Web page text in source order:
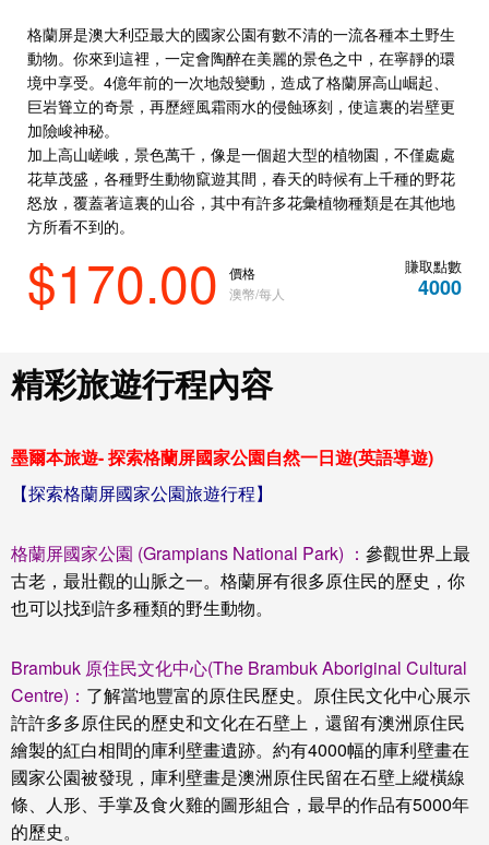
格蘭屏是澳大利亞最大的國家公園有數不清的一流各種本土野生
動物。你來到這裡，一定會陶醉在美麗的景色之中，在寧靜的環
境中享受。4億年前的一次地殼變動，造成了格蘭屏高山崛起、
巨岩聳立的奇景，再歷經風霜雨水的侵蝕琢刻，使這裏的岩壁更
加險峻神秘。
加上高山嵯峨，景色萬千，像是一個超大型的植物園，不僅處處
花草茂盛，各種野生動物竄遊其間，春天的時候有上千種的野花
怒放，覆蓋著這裏的山谷，其中有許多花彙植物種類是在其他地
方所看不到的。
$170.00
價格
澳幣/每人
賺取點數
4000
精彩旅遊行程內容
墨爾本旅遊- 探索格蘭屏國家公園自然一日遊(英語導遊)
【探索格蘭屏國家公園旅遊行程】
格蘭屏國家公園 (Grampians National Park) ： 參觀世界上最
古老，最壯觀的山脈之一。格蘭屏有很多原住民的歷史，你
也可以找到許多種類的野生動物。
Brambuk 原住民文化中心(The Brambuk Aboriginal Cultural
Centre)： 了解當地豐富的原住民歷史。原住民文化中心展示
許許多多原住民的歷史和文化在石壁上，還留有澳洲原住民
繪製的紅白相間的庫利壁畫遺跡。約有4000幅的庫利壁畫在
國家公園被發現，庫利壁畫是澳洲原住民留在石壁上縱橫線
條、人形、手掌及食火雞的圖形組合，最早的作品有5000年
的歷史。